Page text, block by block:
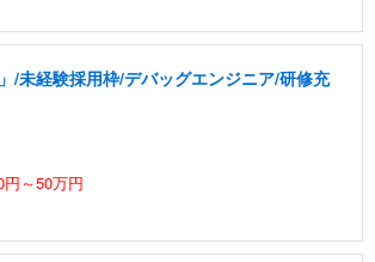
/未経験採用枠/デバッグエンジニア/研修充
円～50万円